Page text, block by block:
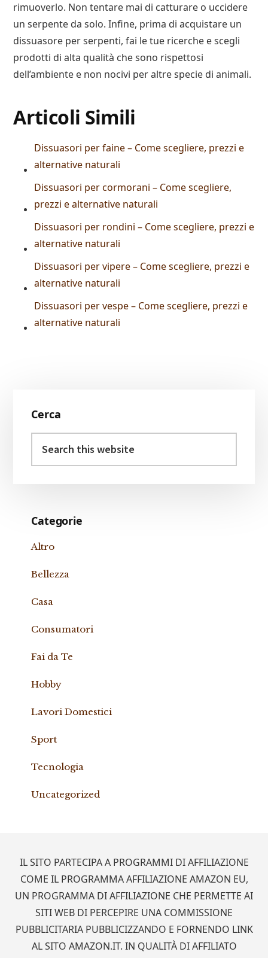
rimuoverlo. Non tentare mai di catturare o uccidere
un serpente da solo. Infine, prima di acquistare un
dissuasore per serpenti, fai le tue ricerche e scegli
prodotti di alta qualità che sono rispettosi
dell’ambiente e non nocivi per altre specie di animali.
Articoli Simili
Dissuasori per faine – Come scegliere, prezzi e
alternative naturali
Dissuasori per cormorani – Come scegliere,
prezzi e alternative naturali
Dissuasori per rondini – Come scegliere, prezzi e
alternative naturali
Dissuasori per vipere – Come scegliere, prezzi e
alternative naturali
Dissuasori per vespe – Come scegliere, prezzi e
alternative naturali
Sidebar
Cerca
this
Categorie
Altro
Bellezza
Casa
Consumatori
Fai da Te
Hobby
Lavori Domestici
Sport
Tecnologia
Uncategorized
IL SITO PARTECIPA A PROGRAMMI DI AFFILIAZIONE
COME IL PROGRAMMA AFFILIAZIONE AMAZON EU,
UN PROGRAMMA DI AFFILIAZIONE CHE PERMETTE AI
SITI WEB DI PERCEPIRE UNA COMMISSIONE
PUBBLICITARIA PUBBLICIZZANDO E FORNENDO LINK
AL SITO AMAZON.IT. IN QUALITÀ DI AFFILIATO